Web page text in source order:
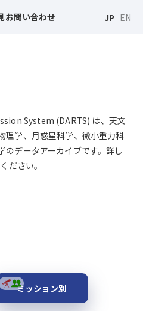
お問い合わせ JP EN
System (DARTS) は、天文
理学、月惑星科学、微小重力科
のデータアーカイブです。詳し
ださい。
ミッション別